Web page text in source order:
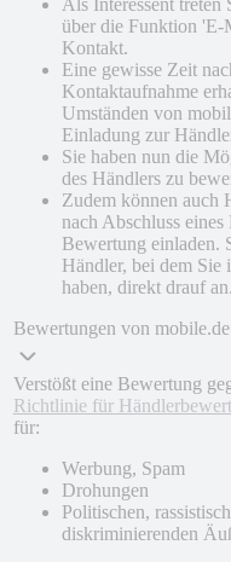
über die Funktion 'E-
Kontakt.
Eine gewisse Zeit
Kontaktaufnahme
Umständen von
Einladung zur
Sie haben nun die
des Händlers zu
Zudem können auch
nach Abschluss
Bewertung einladen.
Händler, bei dem Sie
haben, direkt drauf an.
Bewertungen von
Verstößt eine Bewertung
Richtlinie für
für:
Werbung, Spam
Drohungen
Politischen,
diskriminierenden